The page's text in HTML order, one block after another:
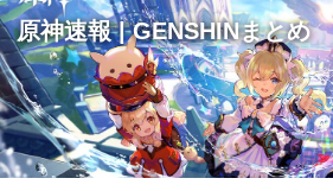
原神速報 | GENSHINまとめ